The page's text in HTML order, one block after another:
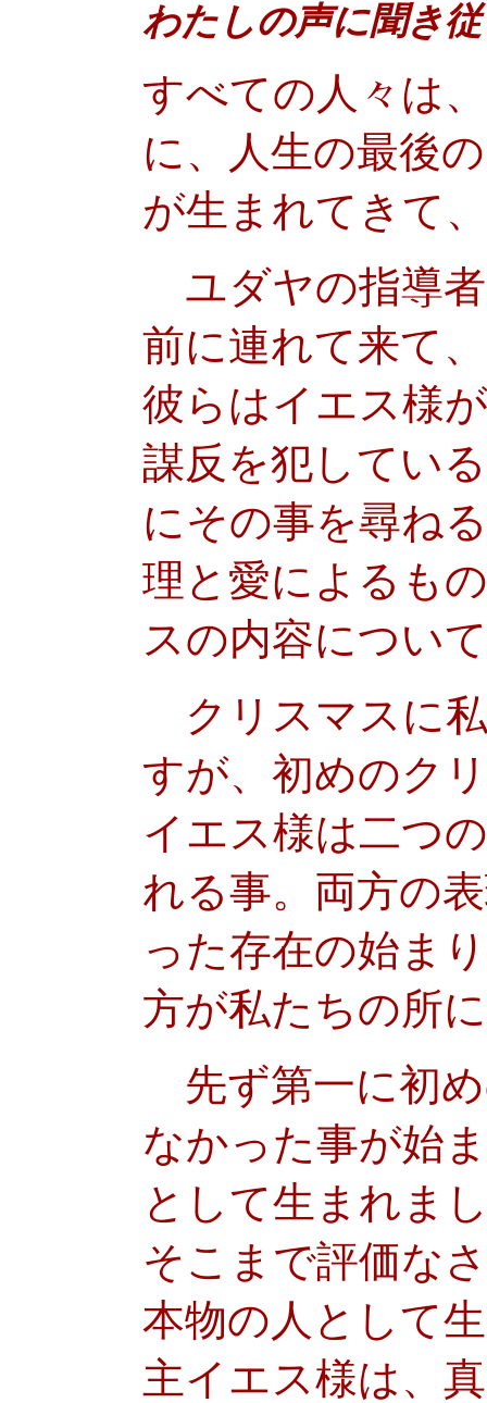
わたしの声に聞き
すべての人々は
に、人生の最後
が生まれてきて
ユダヤの指導
前に連れて来て
彼らはイエス様
謀反を犯してい
にその事を尋ね
理と愛によるも
スの内容につい
クリスマスに
すが、初めのク
イエス様は二つ
れる事。両方の
った存在の始ま
方が私たちの所
先ず第一に初
なかった事が始
として生まれま
そこまで評価な
本物の人として
主イエス様は、